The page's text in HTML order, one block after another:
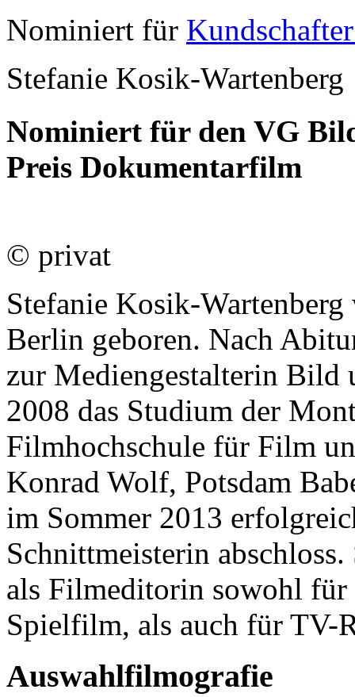
Nominiert für
Stefanie Kosik-Wartenberg
Nominiert für den VG
Preis Dokumentarfilm
© privat
Stefanie Kosik-Wartenberg
Berlin geboren. Nach
zur Mediengestalterin Bild
2008 das Studium der
Filmhochschule für Film
Konrad Wolf, Potsdam
im Sommer 2013
Schnittmeisterin abschloss.
als Filmeditorin sowohl für
Spielfilm, als auch für TV-
Auswahlfilmografie